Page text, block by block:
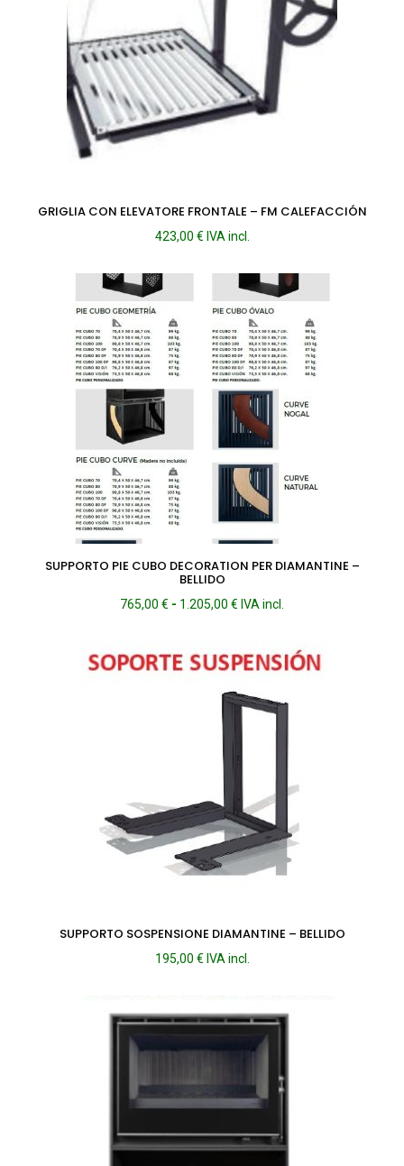
GRIGLIA CON ELEVATORE FRONTALE – FM CALEFACCIÓN
423,00 € IVA incl.
SUPPORTO PIE CUBO DECORATION PER DIAMANTINE –
BELLIDO
765,00 € - 1.205,00 € Fascia
da
765,00 €
a
1.205,00 €
IVA incl.
SUPPORTO SOSPENSIONE DIAMANTINE – BELLIDO
195,00 € IVA incl.